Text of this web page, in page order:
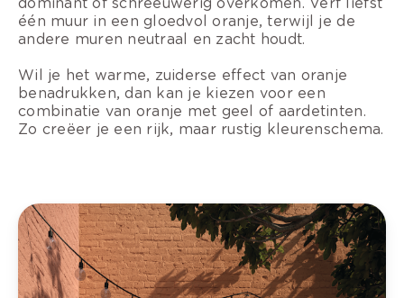
één muur in een gloedvol oranje, terwijl je de
andere muren neutraal en zacht houdt.
Wil je het warme, zuiderse effect van oranje
benadrukken, dan kan je kiezen voor een
combinatie van oranje met geel of aardetinten.
Zo creëer je een rijk, maar rustig kleurenschema.